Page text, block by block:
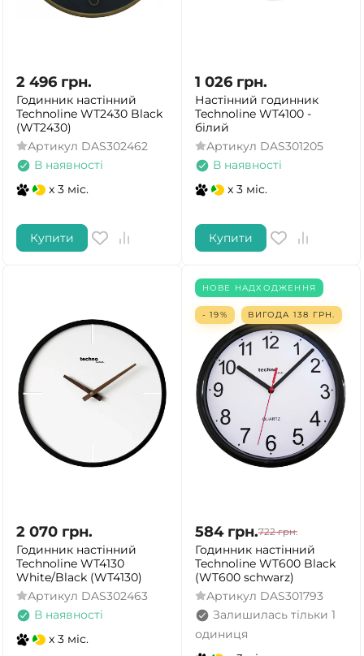
2 496 грн.
Годинник настінний
Technoline WT2430 Black
(WT2430)
Артикул DAS302462
В наявності
x 3 міс.
Купити
1 026 грн.
Настінний годинник
Technoline WT4100 -
білий
Артикул DAS301205
В наявності
x 3 міс.
Купити
2 070 грн.
Годинник настінний
Technoline WT4130
White/Black (WT4130)
Артикул DAS302463
В наявності
x 3 міс.
НОВЕ НАДХОДЖЕННЯ
- 19% ВИГОДА 138 ГРН.
584 грн.722 грн.
Годинник настінний
Technoline WT600 Black
(WT600 schwarz)
Артикул DAS301793
Залишилась тільки 1
одиниця